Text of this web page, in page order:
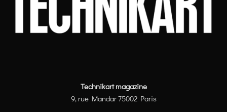
Technikart magazine
9, rue Mandar 75002 Paris